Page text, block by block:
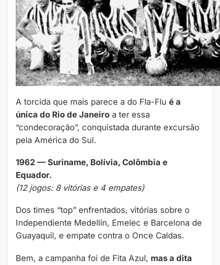
A torcida que mais parece a do Fla-Flu é a
única do Rio de Janeiro a ter essa
“condecoração”, conquistada durante excursão
pela América do Sul.
1962 — Suriname, Bolívia, Colômbia e
Equador.
(12 jogos: 8 vitórias e 4 empates)
Dos times “top” enfrentados, vitórias sobre o
Independiente Medellín, Emelec e Barcelona de
Guayaquil, e empate contra o Once Caldas.
Bem, a campanha foi de Fita Azul, mas a dita